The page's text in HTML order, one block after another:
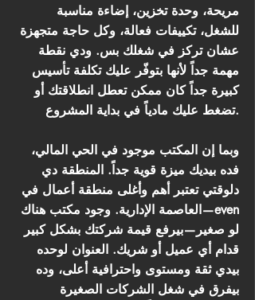
مريحة، وحدة تخزين، إضاءة مناسبة
للشغل، تكييفات فعالة، وكل حاجة متجهزة
عشان تركز في شغلك بس. ودي نقطة
مهمة جداً لأنها بتوفّر عليك تكلفة تأسيس
كبيرة جداً كان ممكن تعطل انطلاقتك أو
تضغط عليك مادياً في بداية المشروع.
وبما إن المكتب موجود في الحي المالي،
فده بيديك ميزة قوية جداً. المنطقة دي
دلوقتي تعتبر أهم وأغلى منطقة أعمال في
العاصمة الإدارية. وجود مكتب هناك—even
لو صغير—بيرفع قيمة شركتك بشكل كبير
قدام أي عميل أو شريك. العنوان لوحده
بيدي ثقة ومستوى واحترافية أعلى، وده
بيفرق في شغل الشركات الصغيرة